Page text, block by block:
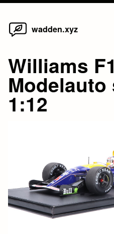
Skip
wadden.xyz
Williams
Modelauto
1:12